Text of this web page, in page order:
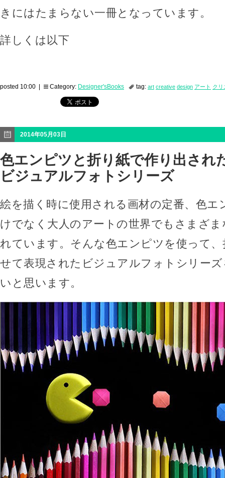
きにはたまらない一冊となっています。
詳しくは以下
posted 10:00 | Category: Designer'sBooks tag: art creative design アート クリ
2014年05月03日
色エンピツと折り紙で作り出され
ビジュアルフォトシリーズ
絵を描く時に使用される画材の定番、色エ
けでなく大人のアートの世界でもさまざ
れています。そんな色エンピツを使って
せて表現されたビジュアルフォトシリー
いと思います。